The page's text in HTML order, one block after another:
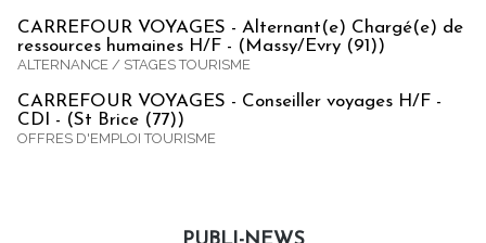
CARREFOUR VOYAGES - Alternant(e) Chargé(e) de
ressources humaines H/F - (Massy/Evry (91))
ALTERNANCE / STAGES TOURISME
CARREFOUR VOYAGES - Conseiller voyages H/F -
CDI - (St Brice (77))
OFFRES D'EMPLOI TOURISME